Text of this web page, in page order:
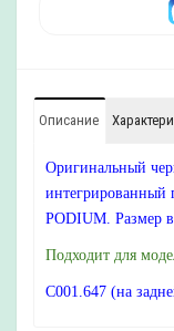
Описание
Оригинальный
интегрированный
PODIUM. Размер
Подходит для
C001.647 (на